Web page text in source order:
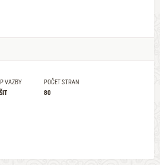
VAZBY
POČET STRAN
80